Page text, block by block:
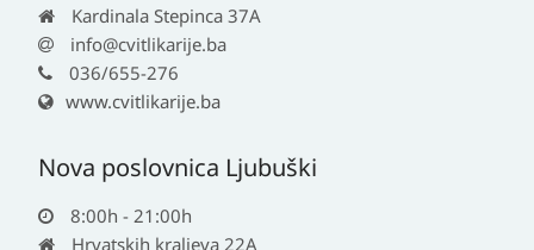
Kardinala Stepinca 37A
info@cvitlikarije.ba
036/655-276
www.cvitlikarije.ba
Nova poslovnica Ljubuški
8:00h - 21:00h
Hrvatskih kraljeva 22A